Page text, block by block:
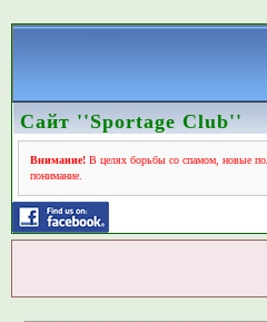
Сайт ''Sportage Club''
Внимание!В целях борьбы со спамом, новые
понимание.